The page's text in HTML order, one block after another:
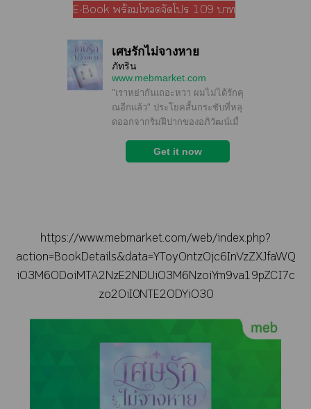
E-Book พร้อมโดจัดโ 109 า
https://www.mebmarket.com/web/index.php?
action=BookDetails&data=YToyOntzOjc6InVzZXJfaWQ
iO3M6ODoiMTA2NzE2NDUiO3M6NzoiYm9va19pZCI7c
zo2OiI0NTE2ODYiO30